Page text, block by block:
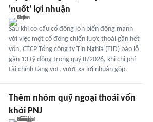
'nuốt' lợi nhuận
Sau khi cơ cấu cổ đông lớn biến động mạnh
với việc một cổ đông chiến lược thoái gần hết
vốn, CTCP Tổng công ty Tín Nghĩa (TID) báo lỗ
gần 13 tỷ đồng trong quý II/2026, khi chi phí
tài chính tăng vọt, vượt xa lợi nhuận gộp.
Thêm nhóm quỹ ngoại thoái vốn
khỏi PNJ